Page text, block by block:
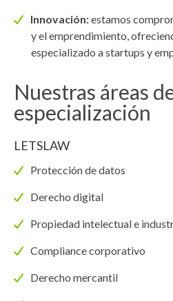
Innovación:estamos
y el emprendimiento,
especializado a startups y
Nuestras áreas
especialización
LETSLAW
Protección de datos
Derecho digital
Propiedad intelectual e
Compliance corporativo
Derecho mercantil